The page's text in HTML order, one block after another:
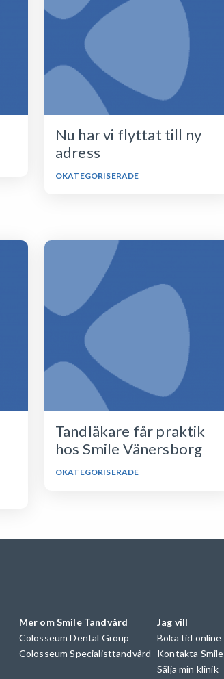
Nu har vi flyttat till ny
adress
OKATEGORISERADE
Tandläkare får praktik
hos Smile Vänersborg
OKATEGORISERADE
Mer om Smile Tandvård
Colosseum Dental Group
Colosseum Specialisttandvård
Jag vill
Boka tid online
Kontakta Smile
Sälja min klinik